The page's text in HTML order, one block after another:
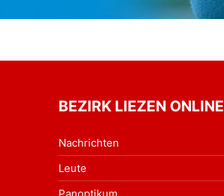
BEZIRK LIEZEN ONLINE
Nachrichten
Leute